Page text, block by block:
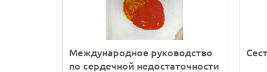
Международное руководство
по сердечной недостаточности